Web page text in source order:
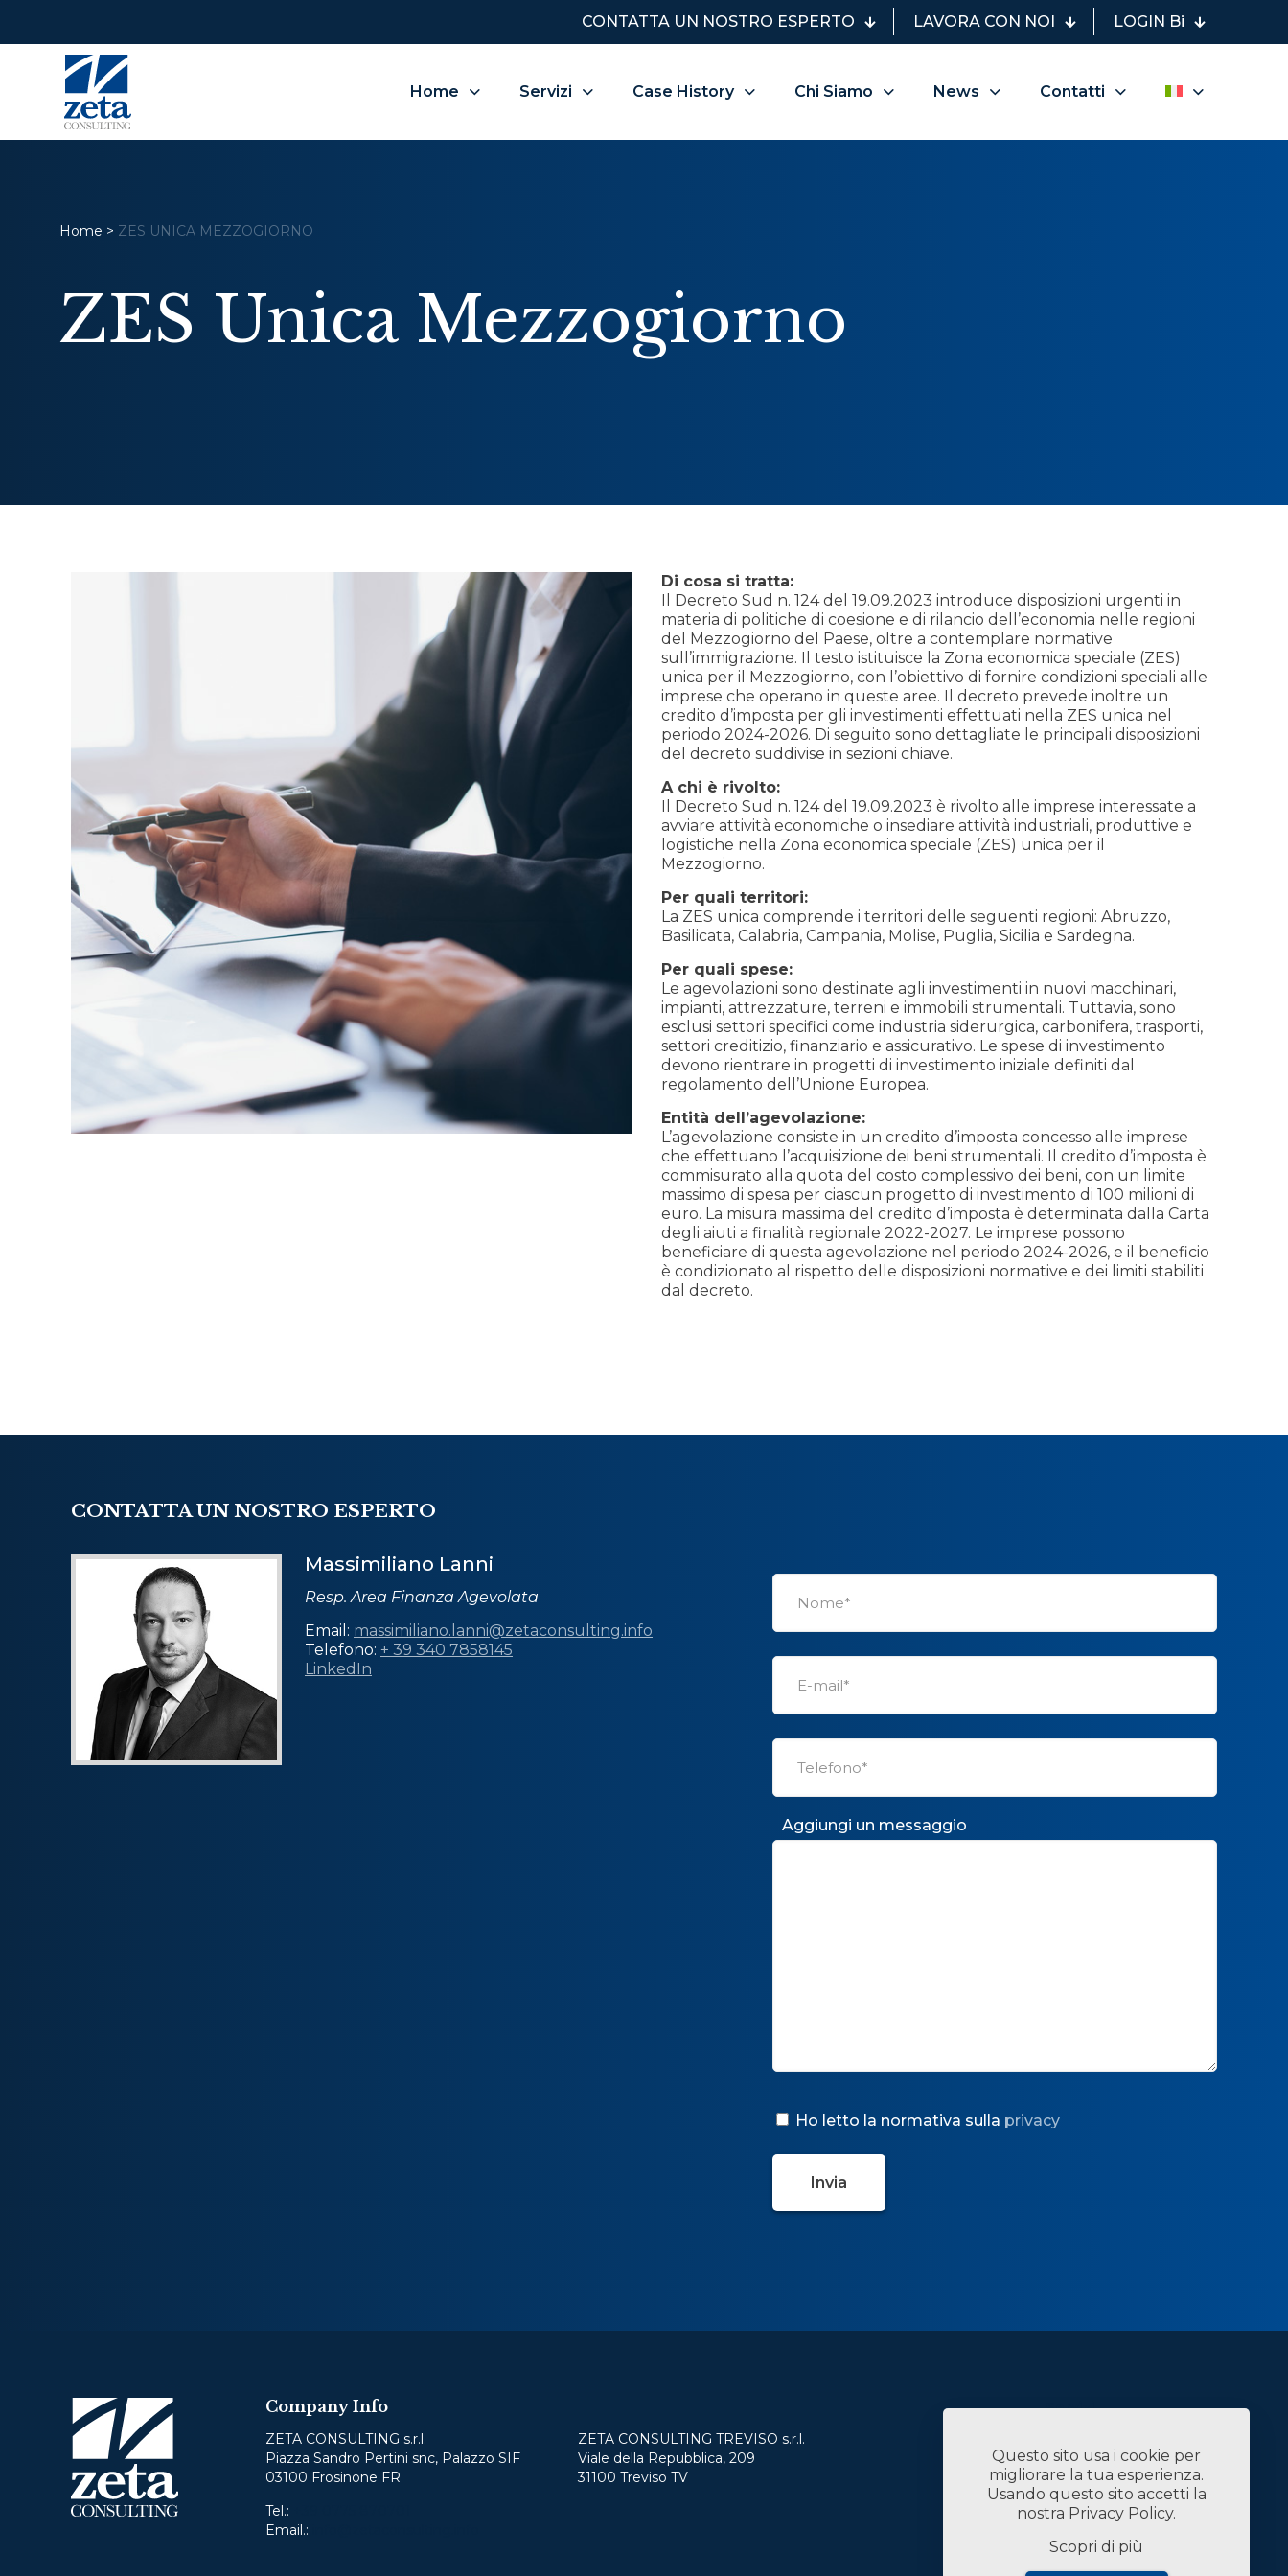
CONTATTA UN NOSTRO ESPERTO LAVORA CON NOI LOGIN Bi
Home Servizi Case History Chi Siamo News Contatti
Home > ZES UNICA MEZZOGIORNO
ZES Unica Mezzogiorno
Di cosa si tratta:
Il Decreto Sud n. 124 del 19.09.2023 introduce disposizioni urgenti in
materia di politiche di coesione e di rilancio dell’economia nelle regioni
del Mezzogiorno del Paese, oltre a contemplare normative
sull’immigrazione. Il testo istituisce la Zona economica speciale (ZES)
unica per il Mezzogiorno, con l’obiettivo di fornire condizioni speciali alle
imprese che operano in queste aree. Il decreto prevede inoltre un
credito d’imposta per gli investimenti effettuati nella ZES unica nel
periodo 2024-2026. Di seguito sono dettagliate le principali disposizioni
del decreto suddivise in sezioni chiave.
A chi è rivolto:
Il Decreto Sud n. 124 del 19.09.2023 è rivolto alle imprese interessate a
avviare attività economiche o insediare attività industriali, produttive e
logistiche nella Zona economica speciale (ZES) unica per il
Mezzogiorno.
Per quali territori:
La ZES unica comprende i territori delle seguenti regioni: Abruzzo,
Basilicata, Calabria, Campania, Molise, Puglia, Sicilia e Sardegna.
Per quali spese:
Le agevolazioni sono destinate agli investimenti in nuovi macchinari,
impianti, attrezzature, terreni e immobili strumentali. Tuttavia, sono
esclusi settori specifici come industria siderurgica, carbonifera, trasporti,
settori creditizio, finanziario e assicurativo. Le spese di investimento
devono rientrare in progetti di investimento iniziale definiti dal
regolamento dell’Unione Europea.
Entità dell’agevolazione:
L’agevolazione consiste in un credito d’imposta concesso alle imprese
che effettuano l’acquisizione dei beni strumentali. Il credito d’imposta è
commisurato alla quota del costo complessivo dei beni, con un limite
massimo di spesa per ciascun progetto di investimento di 100 milioni di
euro. La misura massima del credito d’imposta è determinata dalla Carta
degli aiuti a finalità regionale 2022-2027. Le imprese possono
beneficiare di questa agevolazione nel periodo 2024-2026, e il beneficio
è condizionato al rispetto delle disposizioni normative e dei limiti stabiliti
dal decreto.
CONTATTA UN NOSTRO ESPERTO
Massimiliano Lanni
Resp. Area Finanza Agevolata
Email: massimiliano.lanni@zetaconsulting.info
Telefono: + 39 340 7858145
LinkedIn
Aggiungi un messaggio
Ho letto la normativa sulla privacy
Company Info
ZETA CONSULTING s.r.l.
Piazza Sandro Pertini snc, Palazzo SIF
03100 Frosinone FR
Tel.:
Email.:
ZETA CONSULTING TREVISO s.r.l.
Viale della Repubblica, 209
31100 Treviso TV
Servizi
Chi Siamo
News
Contatti
Lavora con Noi
Linked In
Questo sito usa i cookie per
migliorare la tua esperienza.
Usando questo sito accetti la
nostra Privacy Policy.
Scopri di più